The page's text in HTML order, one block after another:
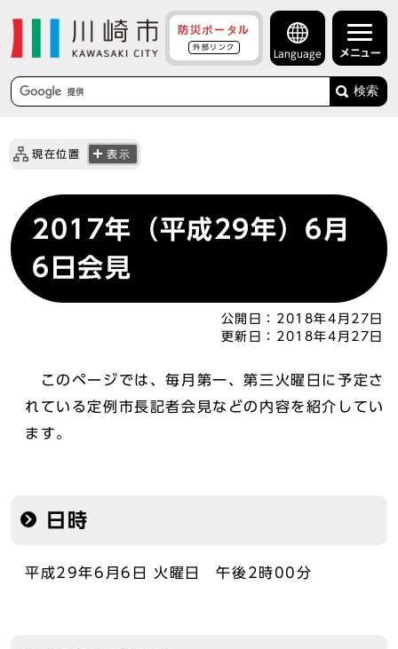
防災ポータル
外部リンク
Language メニュー
検索
現在位置 表示
2017年（平成29年）6月
6日会見
公開日： 2018年4月27日
更新日： 2018年4月27日
このページでは、毎月第一、第三火曜日に予定さ
れている定例市長記者会見などの内容を紹介してい
ます。
日時
平成29年6月6日 火曜日 午後2時00分